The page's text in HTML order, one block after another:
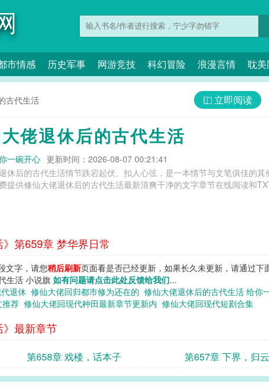
市情感 历史军事 网游竞技 科幻冒险 浪漫言情 耽美
古代生活 立即阅读
佬退休后的古代生活
一碗开心 更新时间：2026-08-07 00:21:41
休后的古代生活情节跌宕起伏、扣人心弦，是一本情节与文笔俱佳的
提供修仙大佬退休后的古代生活最新清爽干净的文字章节在线阅读和
》第659章 梦华界日常
文字，请您稍后刷新页面看是否已经更新，如果长久未更新，请通过下
生活 小说旗 如有问题请点击此处反馈给我们...
退休 修仙大佬回归都市修为还在的 修仙大佬退休后的古代生活 给你
推荐 修仙大佬回现代种田最新章节更新内 修仙大佬回现代短剧合集
》最新章节
第658章 戏楼，话本子 第657章 下界，归